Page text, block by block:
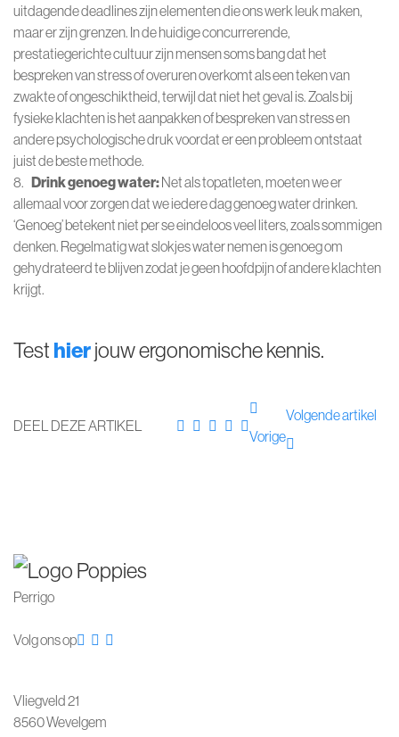
uitdagende deadlines zijn elementen die ons werk leuk maken,
maar er zijn grenzen. In de huidige concurrerende,
prestatiegerichte cultuur zijn mensen soms bang dat het
bespreken van stress of overuren overkomt als een teken van
zwakte of ongeschiktheid, terwijl dat niet het geval is. Zoals bij
fysieke klachten is het aanpakken of bespreken van stress en
andere psychologische druk voordat er een probleem ontstaat
juist de beste methode.
8. Drink genoeg water:Net als topatleten, moeten we er
allemaal voor zorgen dat we iedere dag genoeg water drinken.
‘Genoeg’ betekent niet per se eindeloos veel liters, zoals sommigen
denken. Regelmatig wat slokjes water nemen is genoeg om
gehydrateerd te blijven zodat je geen hoofdpijn of andere klachten
krijgt.
Test hierjouw ergonomische kennis.
DEEL DEZE ARTIKEL
Vorige
Volgende artikel
Perrigo
Volg ons op
Vliegveld 21
8560 Wevelgem